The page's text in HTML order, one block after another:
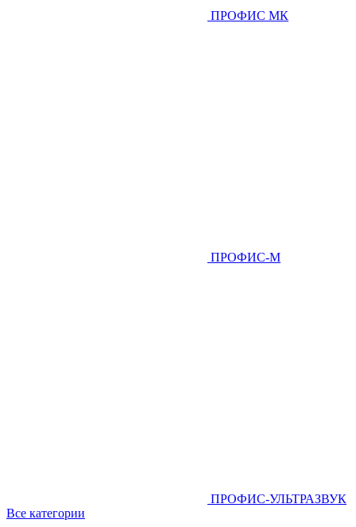
ПРОФИС МК
ПРОФИС-М
ПРОФИС-УЛЬТРАЗВУК
Все категории